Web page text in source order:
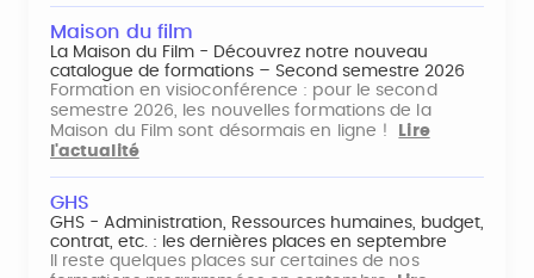
Maison du film
La Maison du Film - Découvrez notre nouveau
catalogue de formations – Second semestre 2026
Formation en visioconférence : pour le second
semestre 2026, les nouvelles formations de la
Maison du Film sont désormais en ligne !
Lire
l'actualité
GHS
GHS - Administration, Ressources humaines, budget,
contrat, etc. : les dernières places en septembre
Il reste quelques places sur certaines de nos